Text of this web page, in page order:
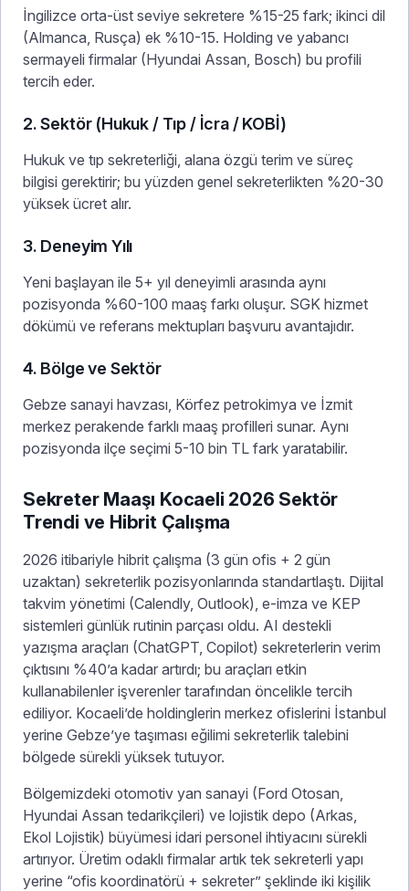
İngilizce orta-üst seviye sekretere %15-25 fark; ikinci dil
(Almanca, Rusça) ek %10-15. Holding ve yabancı
sermayeli firmalar (Hyundai Assan, Bosch) bu profili
tercih eder.
2. Sektör (Hukuk / Tıp / İcra / KOBİ)
Hukuk ve tıp sekreterliği, alana özgü terim ve süreç
bilgisi gerektirir; bu yüzden genel sekreterlikten %20-30
yüksek ücret alır.
3. Deneyim Yılı
Yeni başlayan ile 5+ yıl deneyimli arasında aynı
pozisyonda %60-100 maaş farkı oluşur. SGK hizmet
dökümü ve referans mektupları başvuru avantajıdır.
4. Bölge ve Sektör
Gebze sanayi havzası, Körfez petrokimya ve İzmit
merkez perakende farklı maaş profilleri sunar. Aynı
pozisyonda ilçe seçimi 5-10 bin TL fark yaratabilir.
Sekreter Maaşı Kocaeli 2026 Sektör
Trendi ve Hibrit Çalışma
2026 itibariyle hibrit çalışma (3 gün ofis + 2 gün
uzaktan) sekreterlik pozisyonlarında standartlaştı. Dijital
takvim yönetimi (Calendly, Outlook), e-imza ve KEP
sistemleri günlük rutinin parçası oldu. AI destekli
yazışma araçları (ChatGPT, Copilot) sekreterlerin verim
çıktısını %40’a kadar artırdı; bu araçları etkin
kullanabilenler işverenler tarafından öncelikle tercih
ediliyor. Kocaeli’de holdinglerin merkez ofislerini İstanbul
yerine Gebze’ye taşıması eğilimi sekreterlik talebini
bölgede sürekli yüksek tutuyor.
Bölgemizdeki otomotiv yan sanayi (Ford Otosan,
Hyundai Assan tedarikçileri) ve lojistik depo (Arkas,
Ekol Lojistik) büyümesi idari personel ihtiyacını sürekli
artırıyor. Üretim odaklı firmalar artık tek sekreterli yapı
yerine “ofis koordinatörü + sekreter” şeklinde iki kişilik